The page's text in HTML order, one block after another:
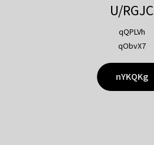
U/RGJC
qQPLVh
qObvX7
nYKQKg